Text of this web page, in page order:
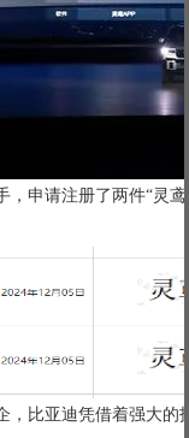
请注册了两件“灵鸢
比亚迪凭借着强大的